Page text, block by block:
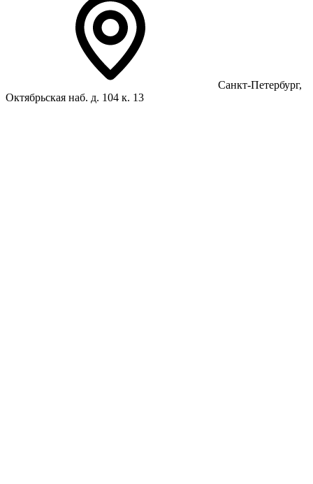
Санкт-Петербург,
Октябрьская наб. д. 104 к. 13